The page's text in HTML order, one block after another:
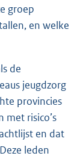
groep
en welke
de
jeugdzorg
provincies
met risico’s
en dat
leden